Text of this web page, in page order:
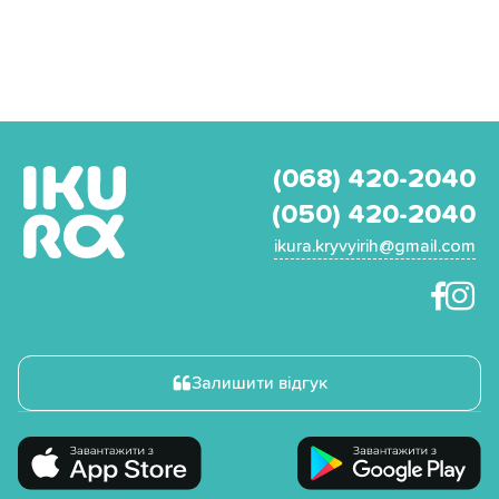
(068) 420-2040
(050) 420-2040
ikura.kryvyirih@gmail.com
Залишити відгук